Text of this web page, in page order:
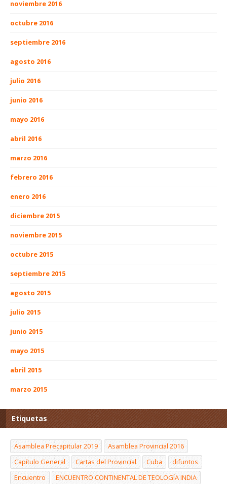
noviembre 2016
octubre 2016
septiembre 2016
agosto 2016
julio 2016
junio 2016
mayo 2016
abril 2016
marzo 2016
febrero 2016
enero 2016
diciembre 2015
noviembre 2015
octubre 2015
septiembre 2015
agosto 2015
julio 2015
junio 2015
mayo 2015
abril 2015
marzo 2015
Etiquetas
Asamblea Precapitular 2019
Asamblea Provincial 2016
Capítulo General
Cartas del Provincial Cuba
difuntos
Encuentro
ENCUENTRO CONTINENTAL DE TEOLOGÍA INDIA